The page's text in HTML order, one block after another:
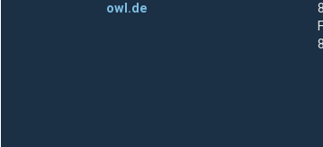
owl.de